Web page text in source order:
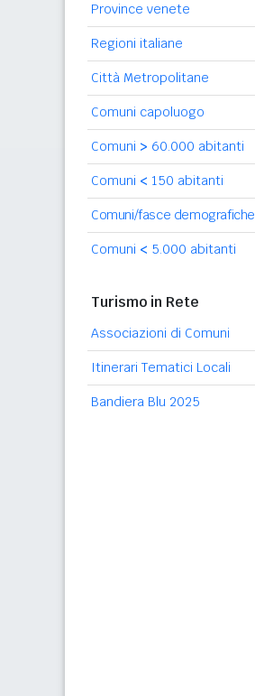
Province venete
Regioni italiane
Città Metropolitane
Comuni capoluogo
Comuni > 60.000 abitanti
Comuni < 150 abitanti
Comuni/fasce demografiche
Comuni < 5.000 abitanti
Turismo in Rete
Associazioni di Comuni
Itinerari Tematici Locali
Bandiera Blu 2025